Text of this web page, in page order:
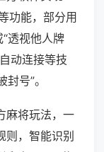
功能，部分用
透视他人牌
动连接等技
号”。
麻将玩法，一
则，智能识别